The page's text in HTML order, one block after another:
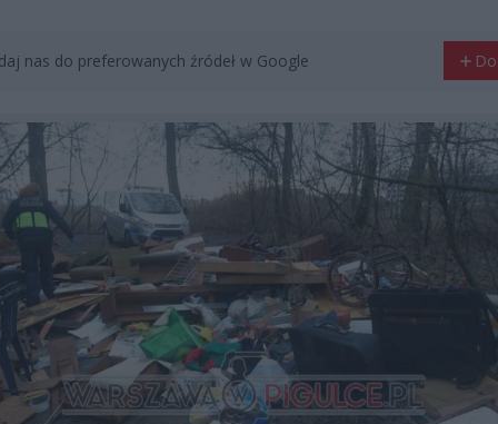
nas do preferowanych źródeł w Google